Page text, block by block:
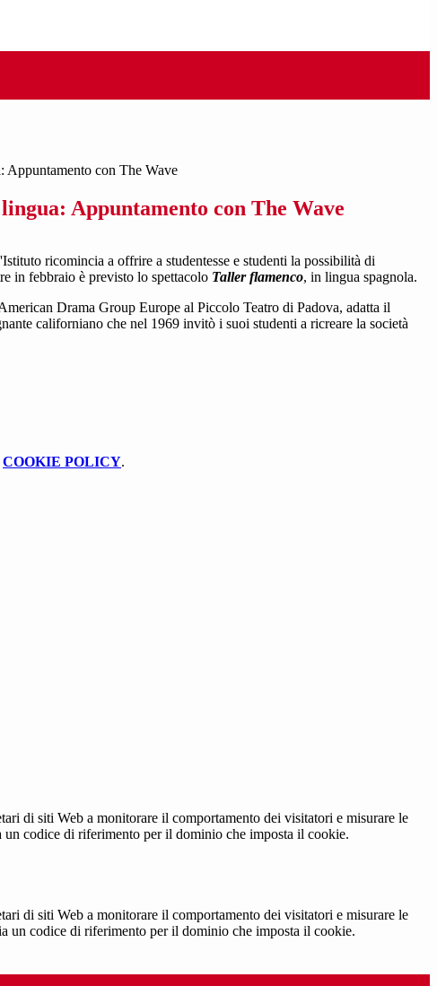
Appuntamento con The Wave
Appuntamento con The Wave
ricomincia a offrire a studentesse e studenti la possibilità di
in febbraio è previsto lo spettacolo Taller flamenco, in lingua spagnola.
Drama Group Europe al Piccolo Teatro di Padova, adatta il
californiano che nel 1969 invitò i suoi studenti a ricreare la società
COOKIE POLICY.
di siti Web a monitorare il comportamento dei visitatori e misurare le
codice di riferimento per il dominio che imposta il cookie.
di siti Web a monitorare il comportamento dei visitatori e misurare le
un codice di riferimento per il dominio che imposta il cookie.